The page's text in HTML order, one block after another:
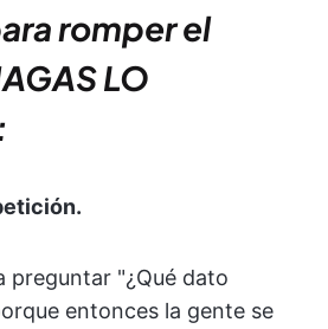
romper el
LO
preguntar "¿Qué dato
entonces la gente se